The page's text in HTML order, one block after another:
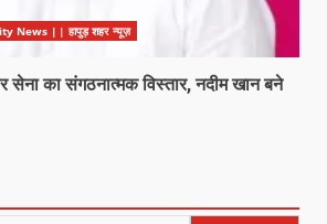
News || हापुड़ शहर न्यूज़
सेना का संगठनात्मक विस्तार, नदीम खान बने